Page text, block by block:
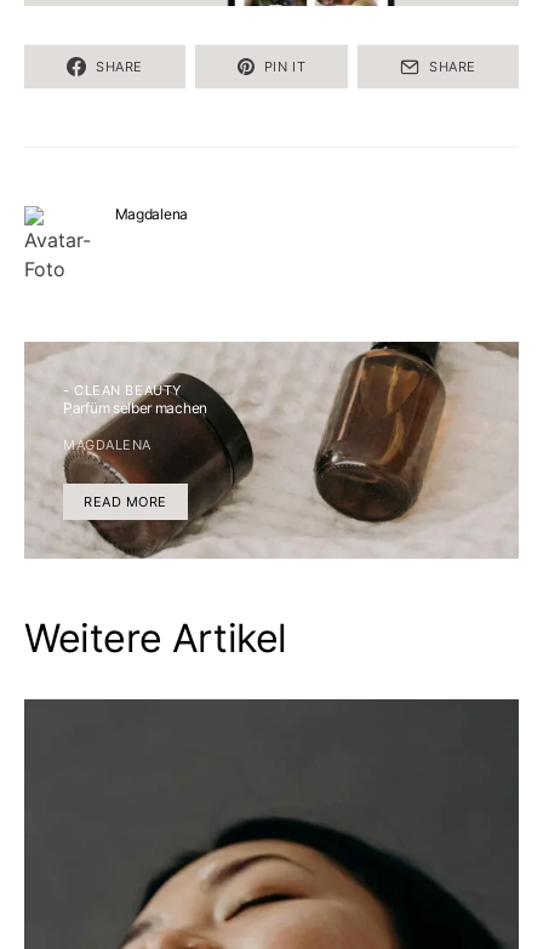
SHARE PIN IT SHARE
Magdalena
- CLEAN BEAUTY
Parfüm selber machen
MAGDALENA
READ MORE
Weitere Artikel